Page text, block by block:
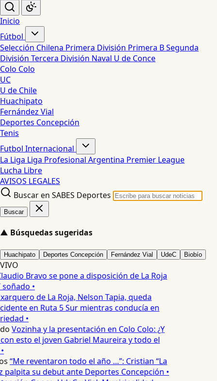
Inicio
Fútbol
Selección Chilena Primera División Primera BSegunda
División Tercera División Naval U de Conce
Colo Colo
UC
U de Chile
Huachipato
Fernández Vial
Deportes Concepción
Tenis
Futbol Internacional
La Liga Liga Profesional Argentina Premier League
Lucha Libre
AVISOS LEGALES
Buscar en SABES Deportes
Buscar
▲ Búsquedas sugeridas
Huachipato Deportes Concepción Fernández Vial UdeC Biobío
VIVO
Bravo se pone a disposición de La Roja
•
de La Roja, Nelson Tapia, queda
en Ruta 5 Sur mientras conducía en
•
Vozinha y la presentación en Colo Colo: ¿Y
esto el joven Gabriel Maureira y todo el
“Me reventaron todo el año …”: Cristian “La
palpita su debut ante Deportes Concepción •